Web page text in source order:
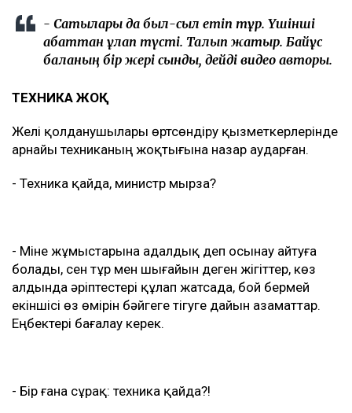
- Сатылары да былқ-сылқ етіп тұр. Үшінші
қабаттан құлап түсті. Талып жатыр. Байқұс
баланың бір жері сынды, дейді видео авторы.
ТЕХНИКА ЖОҚ
Желі қолданушылары өртсөндіру қызметкерлерінде
арнайы техниканың жоқтығына назар аударған.
- Техника қайда, министр мырза?
- Міне жұмыстарына адалдық деп осынау айтуға
болады, сен тұр мен шығайын деген жігіттер, көз
алдында әріптестері құлап жатсада, бой бермей
екіншісі өз өмірін бәйгеге тігуге дайын азаматтар.
Еңбектері бағалау керек.
- Бір ғана сұрақ: техника қайда?!